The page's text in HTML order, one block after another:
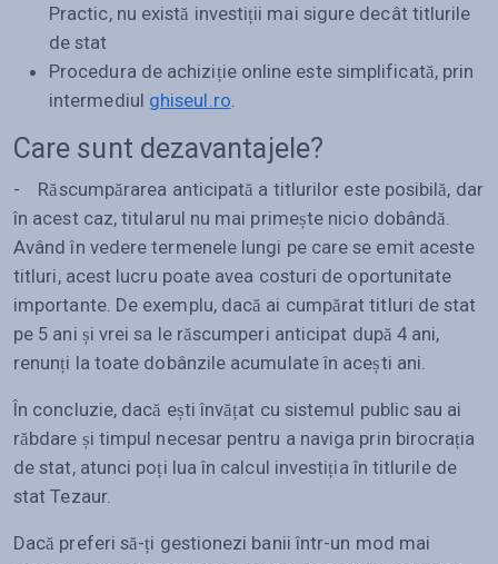
Practic, nu există investiții mai sigure decât titlurile
de stat
Procedura de achiziție online este simplificată, prin
intermediul ghiseul.ro
Care sunt dezavantajele?
- Răscumpărarea anticipată a titlurilor este posibilă, dar
în acest caz, titularul nu mai primește nicio dobândă.
Având în vedere termenele lungi pe care se emit aceste
titluri, acest lucru poate avea costuri de oportunitate
importante. De exemplu, dacă ai cumpărat titluri de stat
pe 5 ani și vrei sa le răscumperi anticipat după 4 ani,
renunți la toate dobânzile acumulate în acești ani.
În concluzie, dacă ești învățat cu sistemul public sau ai
răbdare și timpul necesar pentru a naviga prin birocrația
de stat, atunci poți lua în calcul investiția în titlurile de
stat Tezaur.
Dacă preferi să-ți gestionezi banii într-un mod mai